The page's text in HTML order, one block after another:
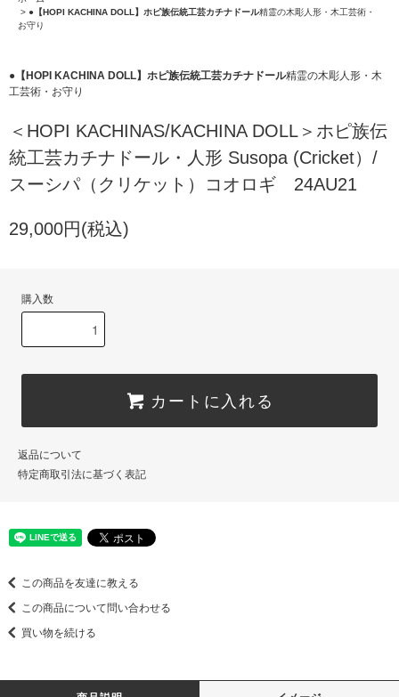
> ●【HOPI KACHINA DOLL】ホピ族伝統工芸カチナドール精霊の木彫人形・木工芸術・
お守り
●【HOPI KACHINA DOLL】ホピ族伝統工芸カチナドール精霊の木彫人形・木
工芸術・お守り
＜HOPI KACHINAS/KACHINA DOLL＞ホピ族伝
統工芸カチナドール・人形 Susopa (Cricket）/
スーシパ（クリケット）コオロギ 24AU21
29,000円(税込)
購入数
カートに入れる
返品について
特定商取引法に基づく表記
この商品を友達に教える
この商品について問い合わせる
買い物を続ける